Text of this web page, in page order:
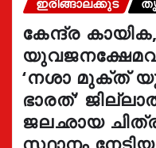
ഇരിങ്ങാലക്കുട
കേന്ദ്ര കായിക,
‘നശാ മുക്ത്
ഭാരത്’
ജലഛായ
സ്ഥാനം